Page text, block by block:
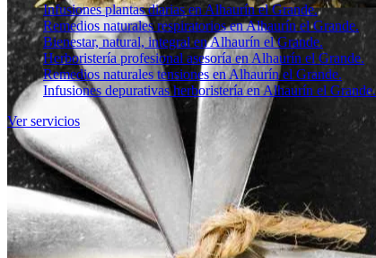
Infusiones plantas diarias en Alhaurín el Grande.
Remedios naturales respiratorios en Alhaurín el Grande.
Bienestar, natural, integral en Alhaurín el Grande.
Herboristería profesional asesoría en Alhaurín el Grande.
Remedios naturales tensiones en Alhaurín el Grande.
Infusiones depurativas herboristería en Alhaurín el Grande.
Ver servicios